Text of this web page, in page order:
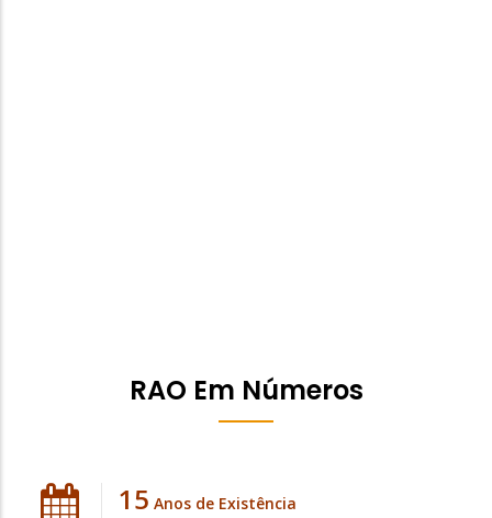
RAO Em Números
15 Anos de Existência